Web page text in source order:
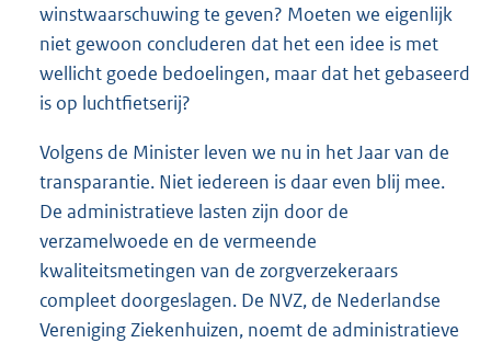
winstwaarschuwing te geven? Moeten we eigenlijk
niet gewoon concluderen dat het een idee is met
wellicht goede bedoelingen, maar dat het gebaseerd
is op luchtfietserij?
Volgens de Minister leven we nu in het Jaar van de
transparantie. Niet iedereen is daar even blij mee.
De administratieve lasten zijn door de
verzamelwoede en de vermeende
kwaliteitsmetingen van de zorgverzekeraars
compleet doorgeslagen. De NVZ, de Nederlandse
Vereniging Ziekenhuizen, noemt de administratieve